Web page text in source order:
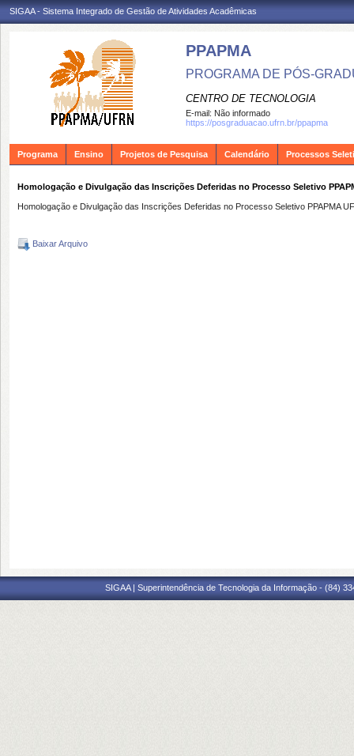
SIGAA - Sistema Integrado de Gestão de Atividades Acadêmicas
PPAPMA
PROGRAMA DE PÓS-
CENTRO DE TECNOLOGIA
E-mail: Não informado
https://posgraduacao.ufrn.br/ppapma
Programa Ensino Projetos de Pesquisa Calendário Processos
Homologação e Divulgação das Inscrições Deferidas no Processo Seletivo
Homologação e Divulgação das Inscrições Deferidas no Processo Seletivo PPAPMA
Baixar Arquivo
SIGAA | Superintendência de Tecnologia da Informação - (84)